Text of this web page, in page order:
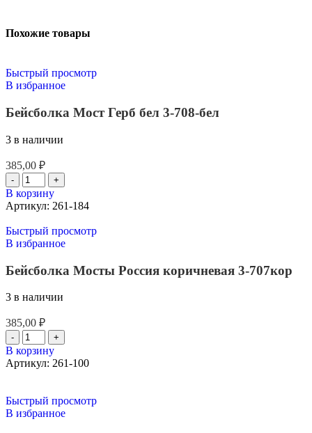
Похожие товары
Быстрый просмотр
В избранное
Бейсболка Мост Герб бел 3-708-бел
3 в наличии
385,00 ₽
В корзину
Артикул: 261-184
Быстрый просмотр
В избранное
Бейсболка Мосты Россия коричневая 3-707кор
3 в наличии
385,00 ₽
В корзину
Артикул: 261-100
Быстрый просмотр
В избранное